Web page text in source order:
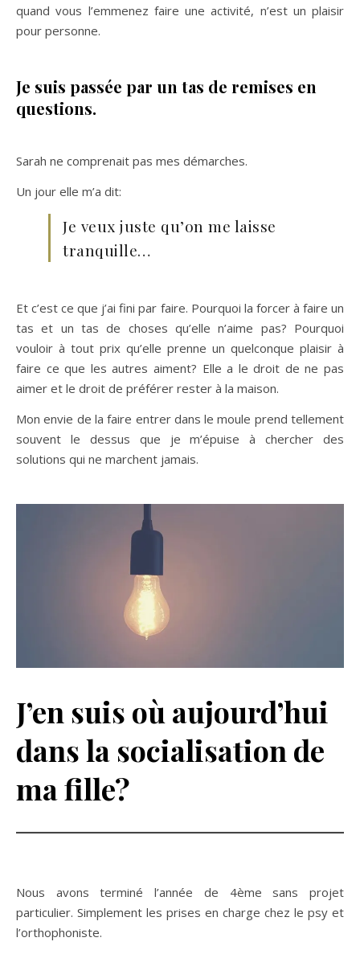
quand vous l’emmenez faire une activité, n’est un plaisir
pour personne.
Je suis passée par un tas de remises en
questions.
Sarah ne comprenait pas mes démarches.
Un jour elle m’a dit:
Je veux juste qu’on me laisse
tranquille…
Et c’est ce que j’ai fini par faire. Pourquoi la forcer à faire un
tas et un tas de choses qu’elle n’aime pas? Pourquoi
vouloir à tout prix qu’elle prenne un quelconque plaisir à
faire ce que les autres aiment? Elle a le droit de ne pas
aimer et le droit de préférer rester à la maison.
Mon envie de la faire entrer dans le moule prend tellement
souvent le dessus que je m’épuise à chercher des
solutions qui ne marchent jamais.
J’en suis où aujourd’hui
dans la socialisation de
ma fille?
Nous avons terminé l’année de 4ème sans projet
particulier. Simplement les prises en charge chez le psy et
l’orthophoniste.